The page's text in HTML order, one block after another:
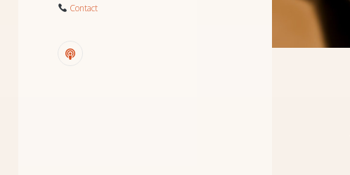
Contact
podcast